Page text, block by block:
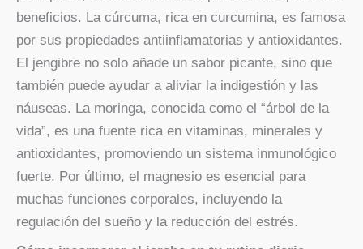
beneficios. La cúrcuma, rica en curcumina, es famosa
por sus propiedades antiinflamatorias y antioxidantes.
El jengibre no solo añade un sabor picante, sino que
también puede ayudar a aliviar la indigestión y las
náuseas. La moringa, conocida como el “árbol de la
vida”, es una fuente rica en vitaminas, minerales y
antioxidantes, promoviendo un sistema inmunológico
fuerte. Por último, el magnesio es esencial para
muchas funciones corporales, incluyendo la
regulación del sueño y la reducción del estrés.